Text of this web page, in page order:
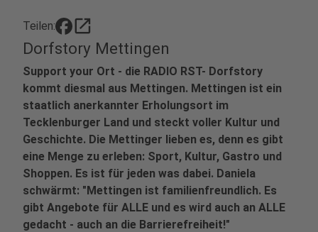
Teilen: open_in_new
Dorfstory Mettingen
Support your Ort - die RADIO RST- Dorfstory
kommt diesmal aus Mettingen. Mettingen ist ein
staatlich anerkannter Erholungsort im
Tecklenburger Land und steckt voller Kultur und
Geschichte. Die Mettinger lieben es, denn es gibt
eine Menge zu erleben: Sport, Kultur, Gastro und
Shoppen. Es ist für jeden was dabei. Daniela
schwärmt: "Mettingen ist familienfreundlich. Es
gibt Angebote für ALLE und es wird auch an ALLE
gedacht - auch an die Barrierefreiheit!"